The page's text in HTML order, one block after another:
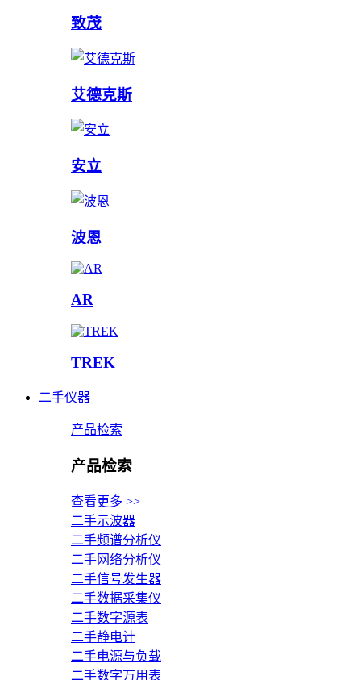
致茂
艾德克斯
安立
波恩
AR
TREK
二手仪器
产品检索
产品检索
查看更多 >>
二手示波器
二手频谱分析仪
二手网络分析仪
二手信号发生器
二手数据采集仪
二手数字源表
二手静电计
二手电源与负载
二手数字万用表